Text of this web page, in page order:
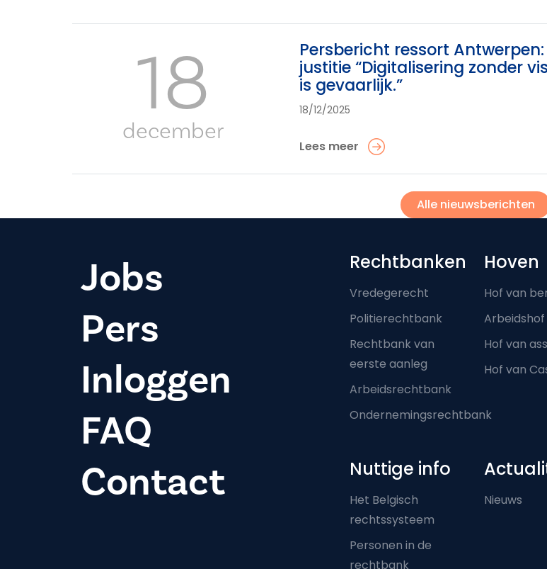
18
december
Persbericht ressort
justitie “Digitalisering zonder
is gevaarlijk.”
18/12/2025
Lees meer
Alle nieuwsberichten
Jobs
Pers
Inloggen
FAQ
Contact
Footer-menu
Rechtbanken
Vredegerecht
Politierechtbank
Rechtbank van
eerste aanleg
Arbeidsrechtbank
Ondernemingsrechtbank
Hoven
Hof van
Arbeidshof
Hof van
Hof van
Nuttige info
Het Belgisch
rechtssysteem
Personen in de
rechtbank
Nieuws